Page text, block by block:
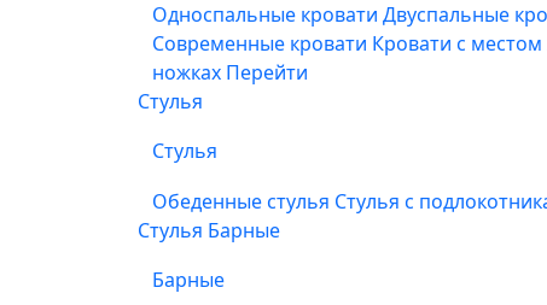
Односпальные кровати Двуспальные
Современные кровати Кровати с
ножках Перейти
Стулья
Стулья
Обеденные стулья Стулья с
Стулья Барные
Барные